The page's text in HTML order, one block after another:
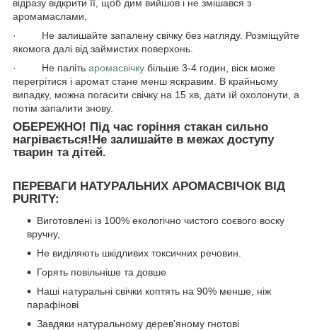
відразу відкрити її, щоб дим вийшов і не змішався з
аромамаслами.
· Не залишайте запалену свічку без нагляду. Розміщуйте
якомога далі від займистих поверхонь.
· Не паліть аромасвічку більше 3-4 годин, віск може
перегрітися і аромат стане менш яскравим. В крайньому
випадку, можна погасити свічку на 15 хв, дати їй охолонути, а
потім запалити знову.
ОБЕРЕЖНО! Під час горіння стакан сильно
нагрівається!Не залишайте в межах доступу
тварин та дітей.
ПЕРЕВАГИ НАТУРАЛЬНИХ АРОМАСВІЧОК ВІД
PURITY:
Виготовлені із 100% екологічно чистого соєвого воску
вручну,
Не виділяють шкідливих токсичних речовин.
Горять повільніше та довше
Наші натуральні свічки коптять на 90% менше, ніж
парафінові
Завдяки натуральному дерев'яному гнотові